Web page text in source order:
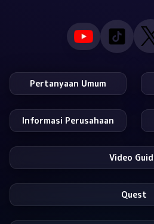
Pertanyaan Umum
Informasi Perusahaan
Video
Quest